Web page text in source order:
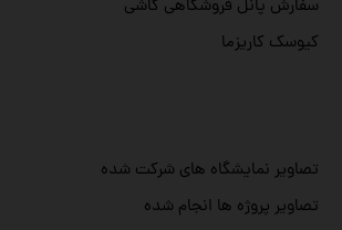
تصاویر نمایشگاه های شرکت شده
تصاویر پروژه ها انجام شده
سفارش پانل فروشگاهی کاشی
کیوسک کاریزما